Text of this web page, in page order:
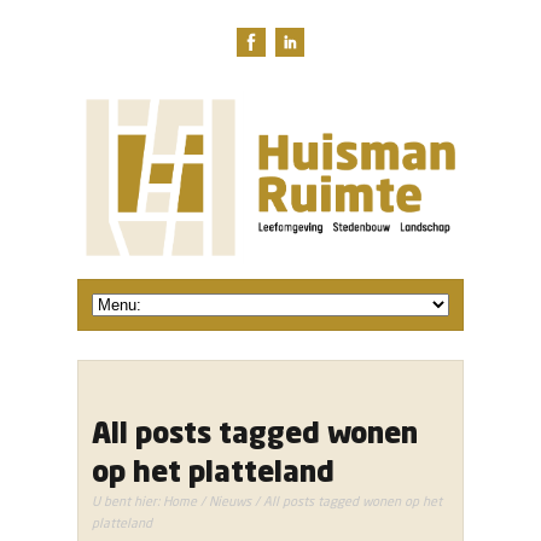
All posts tagged wonen
op het platteland
U bent hier: Home / Nieuws/ All posts tagged wonen op het
platteland